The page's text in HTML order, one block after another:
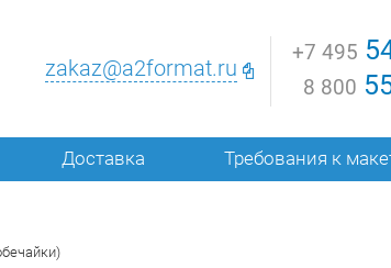
zakaz@a2format.ru
+7 495
8 800
Доставка Требования к